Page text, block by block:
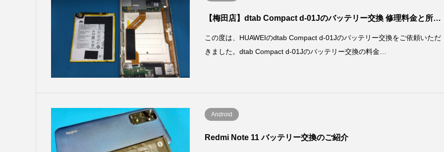
【梅田店】dtab Compact d-01Jのバッテリー交換 修理料金と所…
この度は、HUAWEIのdtab Compact d-01Jのバッテリー交換をご依頼いただ
きました。dtab Compact d-01Jのバッテリー交換の料金…
Android
Redmi Note 11 バッテリー交換のご紹介